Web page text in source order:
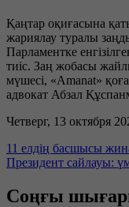
Қаңтар оқиғасына
жариялау туралы
Парламентке
тиіс. Заң жобасы
мүшесі, «Amanat»
адвокат Абзал
Четверг, 13 октября
11 елдің басшысы
Президент сайлауы:
Соңғы